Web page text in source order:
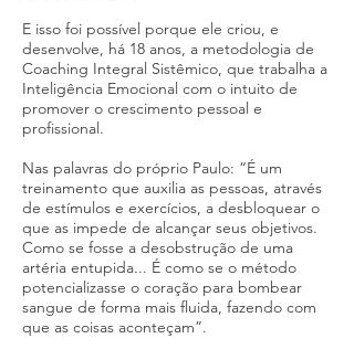
E isso foi possível porque ele criou, e
desenvolve, há 18 anos, a metodologia de
Coaching Integral Sistêmico, que trabalha a
Inteligência Emocional com o intuito de
promover o crescimento pessoal e
profissional.
Nas palavras do próprio Paulo: “É um
treinamento que auxilia as pessoas, através
de estímulos e exercícios, a desbloquear o
que as impede de alcançar seus objetivos.
Como se fosse a desobstrução de uma
artéria entupida... É como se o método
potencializasse o coração para bombear
sangue de forma mais fluida, fazendo com
que as coisas aconteçam”.